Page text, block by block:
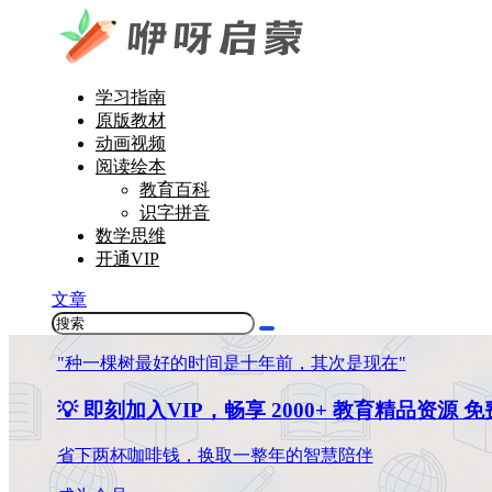
学习指南
原版教材
动画视频
阅读绘本
教育百科
识字拼音
数学思维
开通VIP
文章
"种一棵树最好的时间是十年前，其次是现在"
💡 即刻加入VIP，畅享 2000+ 教育精品资源 免
省下两杯咖啡钱，换取一整年的智慧陪伴